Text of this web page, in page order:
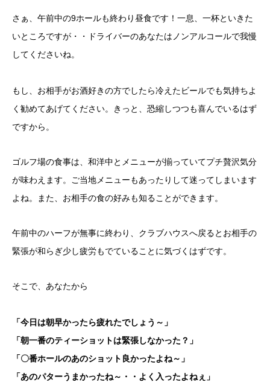
さぁ、午前中の9ホールも終わり昼食です！ 一息、一杯といきた
いところですが・・
ドライバーのあなたはノンアルコールで我慢
してくださいね。
もし、お相手がお酒好きの方でしたら冷えたビールでも気持ちよ
く勧めてあげてください。
きっと、恐縮しつつも喜んでいるはず
ですから。
ゴルフ場の食事は、和洋中とメニューが揃っていてプチ贅沢気分
が味わえます。
ご当地メニューもあったりして迷ってしまいます
よね。また、お相手の食の好みも知ることができます。
午前中のハーフが無事に終わり、クラブハウスへ戻るとお相手の
緊張が和らぎ少し疲労もでていることに気づくはずです。
そこで、あなたから
「今日は朝早かったら疲れたでしょう～」
「朝一番のティーショットは緊張しなかった？」
「〇番ホールのあのショット良かったよね～」
「あのパターうまかったね～・・よく入ったよねぇ」